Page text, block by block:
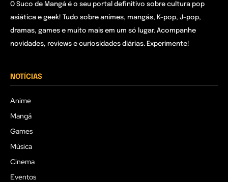
O Suco de Mangá é o seu portal definitivo sobre cultura pop
asiática e geek! Tudo sobre animes, mangás, K-pop, J-pop,
dramas, games e muito mais em um só lugar. Acompanhe
novidades, reviews e curiosidades diárias. Experimente!
NOTÍCIAS
Anime
Mangá
Games
Música
Cinema
Eventos